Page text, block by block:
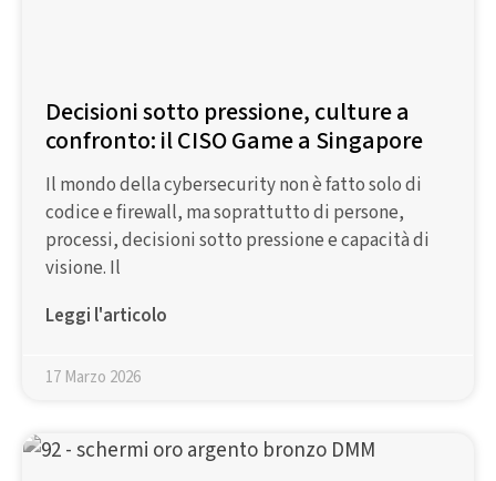
Decisioni sotto pressione, culture a
confronto: il CISO Game a Singapore
Il mondo della cybersecurity non è fatto solo di
codice e firewall, ma soprattutto di persone,
processi, decisioni sotto pressione e capacità di
visione. Il
Leggi l'articolo
17 Marzo 2026